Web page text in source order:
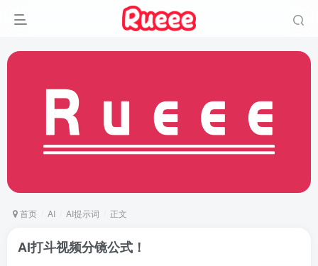
首页 AI AI提示词 正文
AI打斗视频分镜公式！